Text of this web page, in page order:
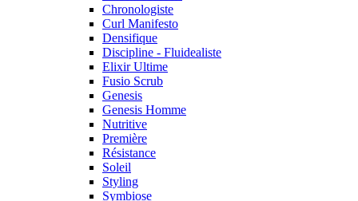
Chronologiste
Curl Manifesto
Densifique
Discipline - Fluidealiste
Elixir Ultime
Fusio Scrub
Genesis
Genesis Homme
Nutritive
Première
Résistance
Soleil
Styling
Symbiose